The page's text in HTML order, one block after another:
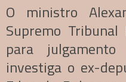
O ministro
Supremo Tribunal
para
investiga o ex-